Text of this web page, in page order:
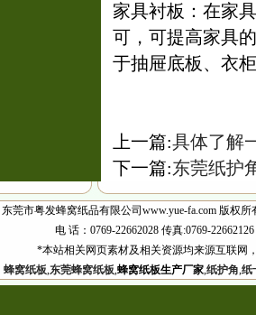
家具衬板：在家
可，可提高家具
于抽屉底板、衣
上一篇:具体了解
下一篇:东莞纸护
东莞市粤发蜂窝纸品有限公司www.yue-fa.com 版权
电 话：0769-22662028 传真:0769-
*本站相关网页素材及相关资源均来源互联网
蜂窝纸板,东莞蜂窝纸板,蜂窝纸板生产厂家,纸护角,纸